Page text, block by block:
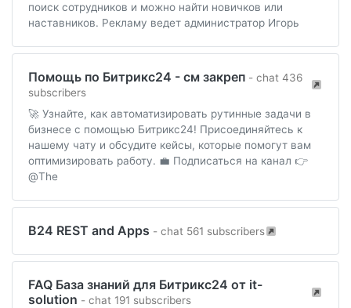
поиск сотрудников и можно найти новичков или
наставников. Рекламу ведет администратор Игорь
Помощь по Битрикс24 - см закреп - chat 436
subscribers
🚀 Узнайте, как автоматизировать рутинные задачи в
бизнесе с помощью Битрикс24! Присоединяйтесь к
нашему чату и обсудите кейсы, которые помогут вам
оптимизировать работу. 💼 Подписаться на канал 👉
@The
B24 REST and Apps - chat 561 subscribers
FAQ База знаний для Битрикс24 от it-
solution - chat 191 subscribers